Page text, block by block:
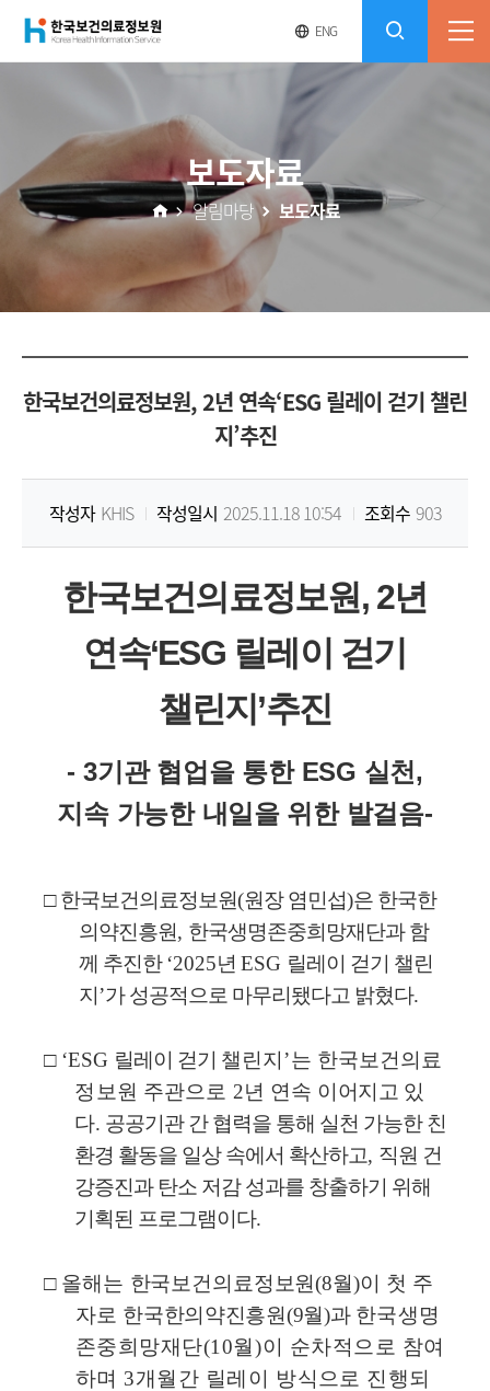
(재)
보
건
의
료
정
보
Korea
Health
Information
Service
ENG영
사
기
전
기
전
체
보도자료
알림마당 보도자료
한국보건의료정보원, 2년 연속‘ESG 릴레이 걷기 챌린
지’추진
작성자 KHIS 작성일시 2025.11.18 10:54 조회수 903
한국보건의료정보원 , 2년
연속‘ESG 릴레이 걷기
챌린지 ’추진
- 3기관 협업을 통한 ESG 실천,
지속 가능한 내일을 위한 발걸음-
□ 한국보건의료정보원(원장 염민섭)은 한국한
의약진흥원, 한국생명존중희망재단과 함
께 추진한‘2025년 ESG 릴레이 걷기 챌린
지’가 성공적으로 마무리됐다고 밝혔다.
□ ‘ESG 릴레이 걷기 챌린지’는 한국보건의료
정보원 주관으로 2년 연속 이어지고 있
다. 공공기관 간 협력을 통해 실천 가능한 친
환경 활동을 일상 속에서 확산하고, 직원 건
강증진과 탄소 저감 성과를 창출하기 위해
기획된 프로그램이다.
□ 올해는 한국보건의료정보원(8월)이 첫 주
자로 한국한의약진흥원(9월)과 한국생명
존중희망재단(10월)이 순차적으로 참여
하며 3개월간 릴레이 방식으로 진행되